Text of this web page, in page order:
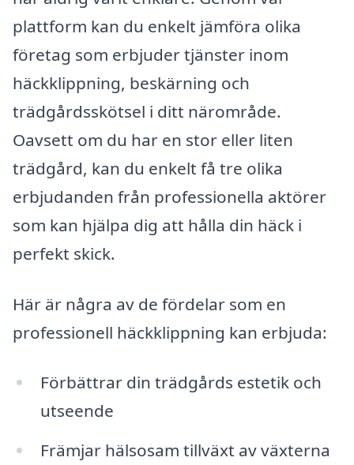
plattform kan du enkelt jämföra olika
företag som erbjuder tjänster inom
häckklippning, beskärning och
trädgårdsskötsel i ditt närområde.
Oavsett om du har en stor eller liten
trädgård, kan du enkelt få tre olika
erbjudanden från professionella aktörer
som kan hjälpa dig att hålla din häck i
perfekt skick.
Här är några av de fördelar som en
professionell häckklippning kan erbjuda:
Förbättrar din trädgårds estetik och
utseende
Främjar hälsosam tillväxt av växterna